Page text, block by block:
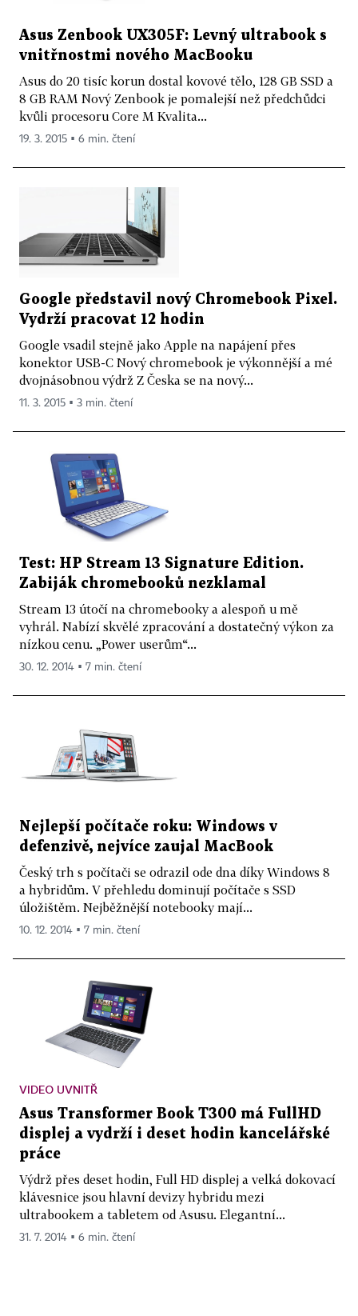
Asus Zenbook UX305F: Levný ultrabook s
vnitřnostmi nového MacBooku
Asus do 20 tisíc korun dostal kovové tělo, 128 GB SSD a
8 GB RAM Nový Zenbook je pomalejší než předchůdci
kvůli procesoru Core M Kvalita...
19. 3. 2015 ▪ 6 min. čtení
Google představil nový Chromebook Pixel.
Vydrží pracovat 12 hodin
Google vsadil stejně jako Apple na napájení přes
konektor USB-C Nový chromebook je výkonnější a mé
dvojnásobnou výdrž Z Česka se na nový...
11. 3. 2015 ▪ 3 min. čtení
Test: HP Stream 13 Signature Edition.
Zabiják chromebooků nezklamal
Stream 13 útočí na chromebooky a alespoň u mě
vyhrál. Nabízí skvělé zpracování a dostatečný výkon za
nízkou cenu. „Power userům“...
30. 12. 2014 ▪ 7 min. čtení
Nejlepší počítače roku: Windows v
defenzivě, nejvíce zaujal MacBook
Český trh s počítači se odrazil ode dna díky Windows 8
a hybridům. V přehledu dominují počítače s SSD
úložištěm. Nejběžnější notebooky mají...
10. 12. 2014 ▪ 7 min. čtení
VIDEO UVNITŘ
Asus Transformer Book T300 má FullHD
displej a vydrží i deset hodin kancelářské
práce
Výdrž přes deset hodin, Full HD displej a velká dokovací
klávesnice jsou hlavní devizy hybridu mezi
ultrabookem a tabletem od Asusu. Elegantní...
31. 7. 2014 ▪ 6 min. čtení